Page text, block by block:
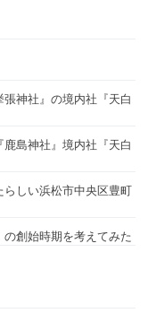
神社』の境内社『天白
島神社』境内社『天白
しい浜松市中央区豊町
創始時期を考えてみた